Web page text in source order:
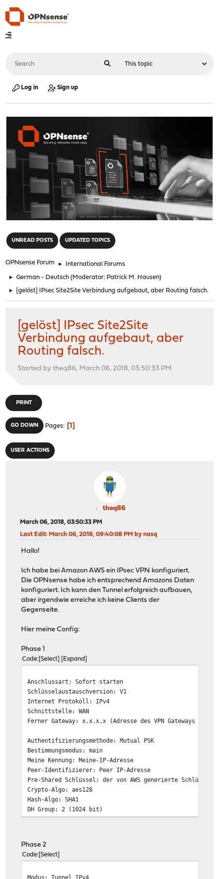
Log in Sign up
UNREAD POSTS UPDATED TOPICS
OPNsense Forum ► International Forums
► German - Deutsch (Moderator: Patrick M. Hausen)
► [gelöst] IPsec Site2Site Verbindung aufgebaut, aber Routing falsch.
[gelöst] IPsec Site2Site
Verbindung aufgebaut, aber
Routing falsch.
Started by theq86, March 06, 2018, 03:50:33 PM
PRINT
GO DOWN Pages 1
USER ACTIONS
theq86
March 06, 2018, 03:50:33 PM
Last Edit: March 06, 2018, 09:40:08 PM by nasq
Hallo!
Ich habe bei Amazon AWS ein IPsec VPN konfiguriert.
Die OPNsense habe ich entsprechend Amazons Daten
konfiguriert. Ich kann den Tunnel erfolgreich aufbauen,
aber irgendwie erreiche ich keine Clients der
Gegenseite.
Hier meine Config:
Phase 1
Code Select Expand
Anschlussart: Sofort starten
Schlüsselaustauschversion: V1
Internet Protokoll: IPv4
Schnittstelle: WAN
Ferner Gateway: x.x.x.x (Adresse des VPN Gateways auf
Authentifizierungsmethode: Mutual PSK
Bestimmungsmodus: main
Meine Kennung: Meine-IP-Adresse
Peer-Identifizierer: Peer IP-Adresse
Pre-Shared Schlüssel: der von AWS generierte Schlüssel
Crypto-Algo: aes128
Hash-Algo: SHA1
DH Group: 2 (1024 bit)
MOBIKE: unchecked
DPD: 10/3
Phase 2
Code Select
Modus: Tunnel IPv4